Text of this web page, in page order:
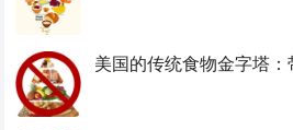
美国的传统食物金字塔